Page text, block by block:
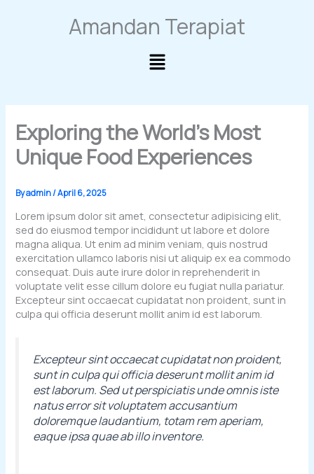
Amandan Terapiat
Main
Exploring the World’s Most
Unique Food Experiences
Byadmin/April 6, 2025
Lorem ipsum dolor sit amet, consectetur adipisicing elit,
sed do eiusmod tempor incididunt ut labore et dolore
magna aliqua. Ut enim ad minim veniam, quis nostrud
exercitation ullamco laboris nisi ut aliquip ex ea commodo
consequat. Duis aute irure dolor in reprehenderit in
voluptate velit esse cillum dolore eu fugiat nulla pariatur.
Excepteur sint occaecat cupidatat non proident, sunt in
culpa qui officia deserunt mollit anim id est laborum.
Excepteur sint occaecat cupidatat non proident,
sunt in culpa qui officia deserunt mollit anim id
est laborum. Sed ut perspiciatis unde omnis iste
natus error sit voluptatem accusantium
doloremque laudantium, totam rem aperiam,
eaque ipsa quae ab illo inventore.